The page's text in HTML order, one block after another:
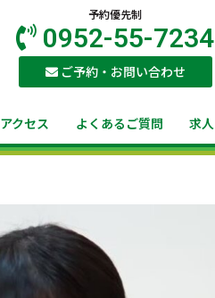
予約優先制
0952-55-7234
ご予約・お問い合わせ
アクセス よくあるご質問 求人